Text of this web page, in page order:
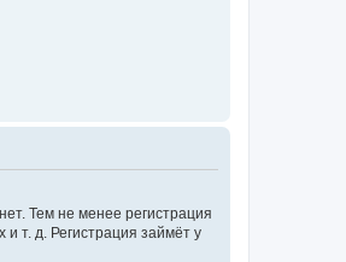
Тем не менее регистрация
т. д. Регистрация займёт у